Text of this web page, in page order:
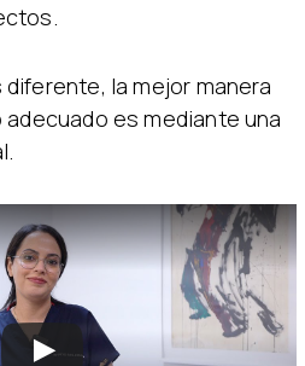
la mejor manera
es mediante una